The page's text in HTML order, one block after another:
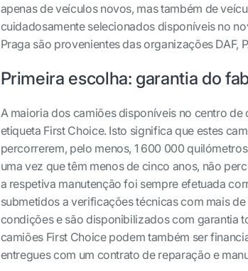
apenas de veículos novos, mas também de
cuidadosamente selecionados disponíveis no
Praga são provenientes das organizações DAF,
Primeira escolha: garantia do
A maioria dos camiões disponíveis no centro de
etiqueta First Choice. Isto significa que estes
percorrerem, pelo menos, 1 600 000
uma vez que têm menos de cinco anos, não
a respetiva manutenção foi sempre efetuada
submetidos a verificações técnicas com mais
condições e são disponibilizados com garantia
camiões First Choice podem também ser
entregues com um contrato de reparação e